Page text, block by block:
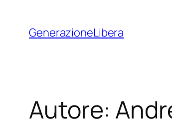
contenuto
GenerazioneLibera
Autore: